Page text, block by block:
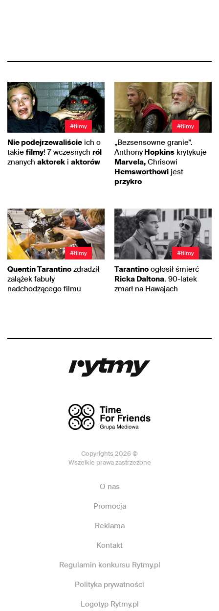
#filmy
Nie podejrzewaliście ich o
takie filmy! 7 wczesnych ról
znanych aktorek i aktorów
#filmy
„Bezsensowne granie”.
Anthony Hopkins krytykuje
Marvela, Chrisowi
Hemsworthowi jest
przykro
#filmy
Quentin Tarantino zdradził
zalążek fabuły
nadchodzącego filmu
#filmy
Tarantino ogłosił śmierć
Ricka Daltona. 90-latek
zmarł na Hawajach
Copyrights 2026 ©
Wszelkie prawa zastrzeżone
O nas
Promocja
Reklama
Kontakt
Regulamin konkursu Rytmy.pl
Polityka prywatności
Logotyp Rytmy.pl